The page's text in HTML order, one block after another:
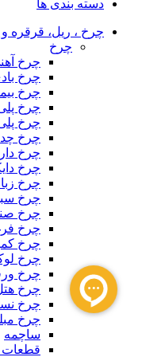
دسته بندی ها
چرخ ، ریل، قرقره و
چرخ
چرخ
چرخ
چرخ
چرخ
چرخ
چرخ
چرخ
چرخ
چرخ
چرخ
چرخ
چرخ
چرخ
چرخ
چرخ
چرخ
چرخ
چرخ
ساچمه
قطعات